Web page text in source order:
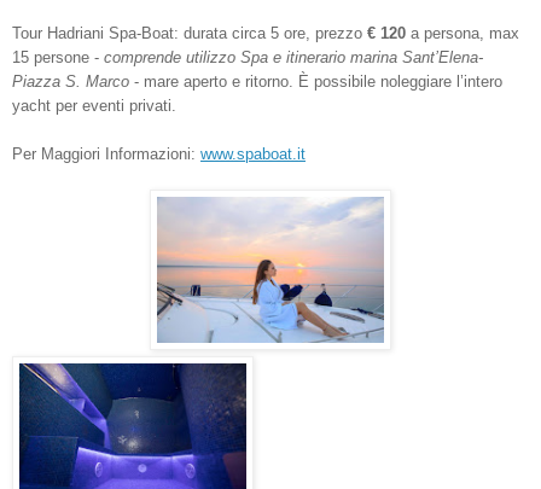
Tour Hadriani Spa-Boat: durata circa 5 ore, prezzo € 120 a persona, max
15 persone - comprende utilizzo Spa e itinerario marina Sant’Elena-
Piazza S. Marco - mare aperto e ritorno. È possibile noleggiare l’intero
yacht per eventi privati.
Per Maggiori Informazioni: www.spaboat.it